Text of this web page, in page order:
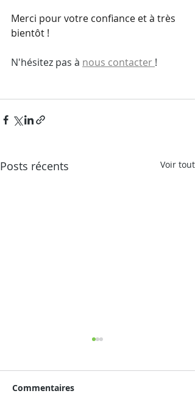
Merci pour votre confiance et à très
bientôt !
N'hésitez pas à nous contacter !
Posts récents Voir tout
Commentaires